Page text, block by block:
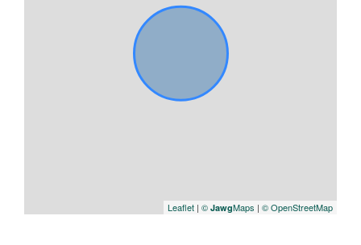
Leaflet | © JawgMaps | © OpenStreetMap